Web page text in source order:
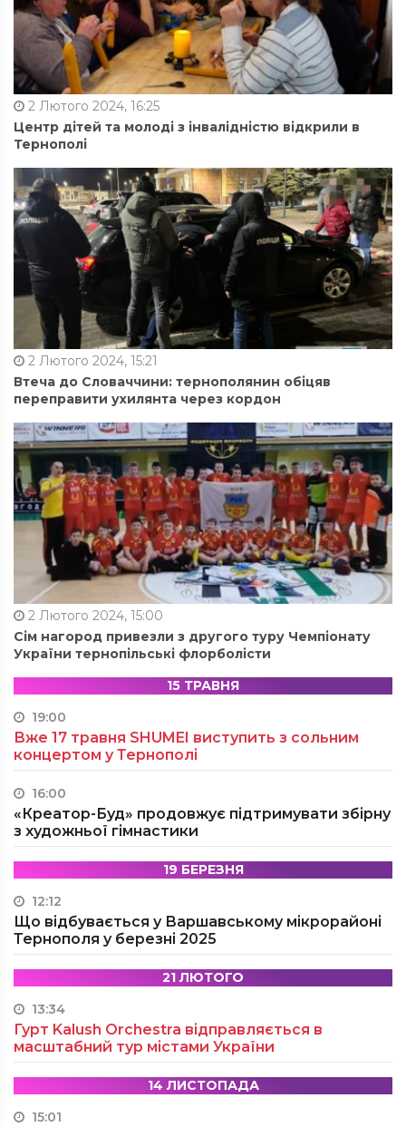
2 Лютого 2024, 16:25
Центр дітей та молоді з інвалідністю відкрили в
Тернополі
2 Лютого 2024, 15:21
Втеча до Словаччини: тернополянин обіцяв
переправити ухилянта через кордон
2 Лютого 2024, 15:00
Сім нагород привезли з другого туру Чемпіонату
України тернопільські флорболісти
15 ТРАВНЯ
19:00
Вже 17 травня SHUMEI виступить з сольним
концертом у Тернополі
16:00
«Креатор-Буд» продовжує підтримувати збірну
з художньої гімнастики
19 БЕРЕЗНЯ
12:12
Що відбувається у Варшавському мікрорайоні
Тернополя у березні 2025
21 ЛЮТОГО
13:34
Гурт Kalush Orchestra відправляється в
масштабний тур містами України
14 ЛИСТОПАДА
15:01